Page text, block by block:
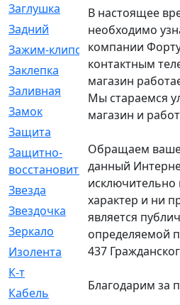
Заглушка
[21]
Задний
[528]
Зажим-клипса
[1]
Заклепка
[1]
Заливная
[4]
Замок
[12]
Защита
Защитно-
восстановительный
[4]
Звезда
[1]
Звездочка
[5]
Зеркало
[369]
Изолента
[1]
К-т
Кабель
[50]
В настоящее
необходимо
компании
контактным
магазин
Мы стараемся
магазин и
Обращаем ваше
данный
характер и ни
является
определяемой
437
Благодарим за